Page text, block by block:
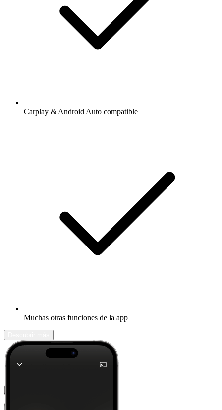
Carplay & Android Auto compatible
Muchas otras funciones de la app